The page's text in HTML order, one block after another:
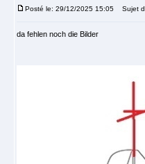
Posté le: 29/12/2025 15:05 Sujet
da fehlen noch die Bilder